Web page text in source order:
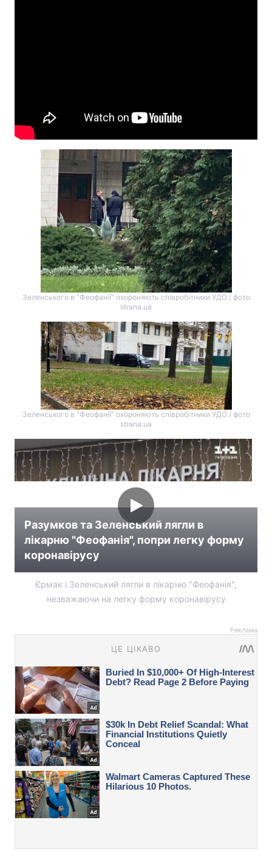
Зеленського в "Феофанії" охороняють співробітники УДО / фото
strana.ua
Зеленського в "Феофанії" охороняють співробітники УДО / фото
strana.ua
Разумков та Зеленський лягли в
лікарню "Феофанія", попри легку форму
коронавірусу
Єрмак і Зеленський лягли в лікарню "Феофанія",
незважаючи на легку форму коронавірусу
Реклама